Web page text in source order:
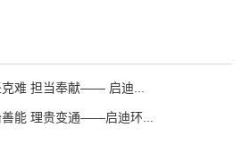
克难 担当奉献—— 启迪...
能 理贵变通——启迪环...